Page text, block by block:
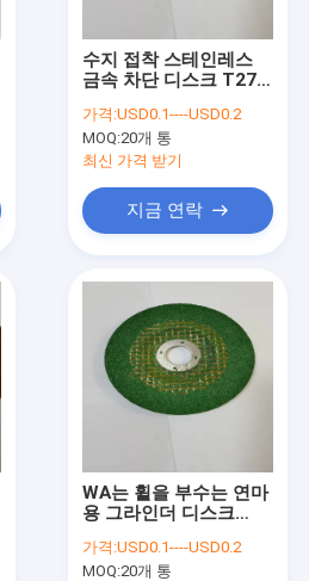
수지 접착 스테인레스
금속 차단 디스크 T27
이 그라인더 디스크
가격:USD0.1----USD0.2
MOQ:20개 통
최신 가격 받기
지금 연락
WA는 휠을 부수는 연마
용 그라인더 디스크
이 앵글을 토합니다
가격:USD0.1----USD0.2
MOQ:20개 통